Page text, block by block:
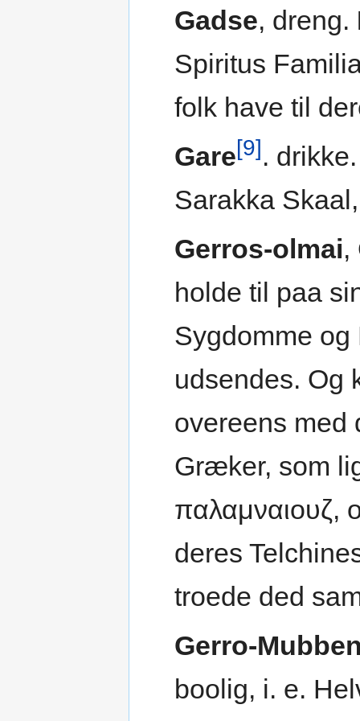
Gadse, dreng.
Spiritus
folk have til
Gare[9].
Sarakka
Gerros-olmai,
holde til paa
Sygdomme
udsendes. Og
overeens med
Græker, som
παλαμναιουζ,
deres
troede ded
Gerro-
boolig, i. e.